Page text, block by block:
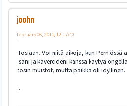
joohn
February 06, 2011, 12:17:40
Tosiaan. Voi niitä aikoja, kun Perniössä
isäni ja kavereideni kanssa käytyä
tosin muistot, mutta paikka oli idyllinen.
j.